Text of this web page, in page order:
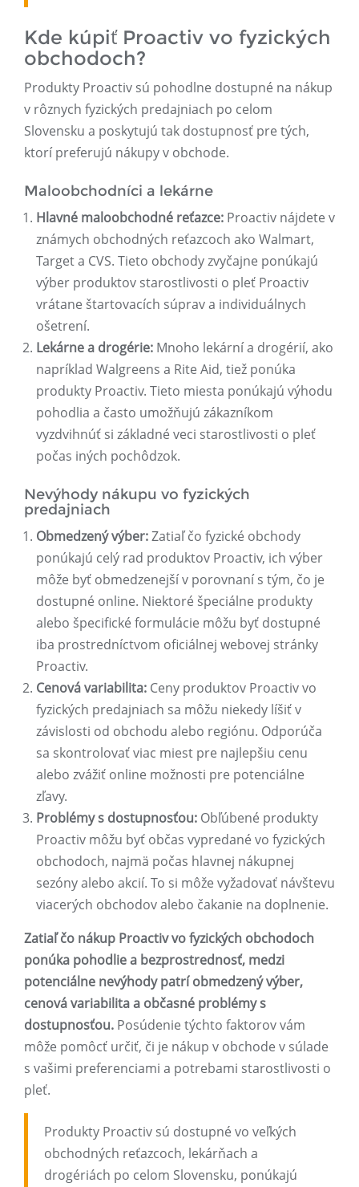
Kde kúpiť Proactiv vo fyzických
obchodoch?
Produkty Proactiv sú pohodlne dostupné na nákup
v rôznych fyzických predajniach po celom
Slovensku a poskytujú tak dostupnosť pre tých,
ktorí preferujú nákupy v obchode.
Maloobchodníci a lekárne
Hlavné maloobchodné reťazce: Proactiv nájdete v
známych obchodných reťazcoch ako Walmart,
Target a CVS. Tieto obchody zvyčajne ponúkajú
výber produktov starostlivosti o pleť Proactiv
vrátane štartovacích súprav a individuálnych
ošetrení.
Lekárne a drogérie: Mnoho lekární a drogérií, ako
napríklad Walgreens a Rite Aid, tiež ponúka
produkty Proactiv. Tieto miesta ponúkajú výhodu
pohodlia a často umožňujú zákazníkom
vyzdvihnúť si základné veci starostlivosti o pleť
počas iných pochôdzok.
Nevýhody nákupu vo fyzických
predajniach
Obmedzený výber:Zatiaľ čo fyzické obchody
ponúkajú celý rad produktov Proactiv, ich výber
môže byť obmedzenejší v porovnaní s tým, čo je
dostupné online. Niektoré špeciálne produkty
alebo špecifické formulácie môžu byť dostupné
iba prostredníctvom oficiálnej webovej stránky
Proactiv.
Cenová variabilita: Ceny produktov Proactiv vo
fyzických predajniach sa môžu niekedy líšiť v
závislosti od obchodu alebo regiónu. Odporúča
sa skontrolovať viac miest pre najlepšiu cenu
alebo zvážiť online možnosti pre potenciálne
zľavy.
Problémy s dostupnosťou: Obľúbené produkty
Proactiv môžu byť občas vypredané vo fyzických
obchodoch, najmä počas hlavnej nákupnej
sezóny alebo akcií. To si môže vyžadovať návštevu
viacerých obchodov alebo čakanie na doplnenie.
Zatiaľ čo nákup Proactiv vo fyzických obchodoch
ponúka pohodlie a bezprostrednosť, medzi
potenciálne nevýhody patrí obmedzený výber,
cenová variabilita a občasné problémy s
dostupnosťou. Posúdenie týchto faktorov vám
môže pomôcť určiť, či je nákup v obchode v súlade
s vašimi preferenciami a potrebami starostlivosti o
pleť.
Produkty Proactiv sú dostupné vo veľkých
obchodných reťazcoch, lekárňach a
drogériách po celom Slovensku, ponúkajú